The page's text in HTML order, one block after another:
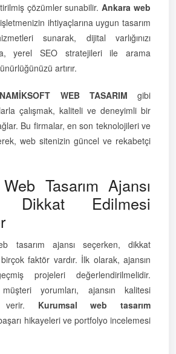
çözümler sunabilir.Ankara web
ihtiyaçlarına uygun tasarım
sunarak, dijital varlığınızı
yerel SEO stratejileri ile arama
artırır.
WEB TASARIM gibi
çalışmak, kaliteli ve deneyimli bir
Bu firmalar, en son teknolojileri ve
web sitenizin güncel ve rekabetçi
Tasarım Ajansı
Dikkat Edilmesi
tasarım ajansı seçerken, dikkat
faktör vardır. İlk olarak, ajansın
projeleri değerlendirilmelidir.
yorumları, ajansın kalitesi
verir. Kurumsal web tasarım
hikayeleri ve portfolyo incelemesi